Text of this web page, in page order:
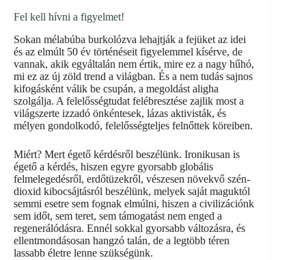
Fel kell hívni a figyelmet!
Sokan mélabúba burkolózva lehajtják a fejüket az idei
és az elmúlt 50 év történéseit figyelemmel kísérve, de
vannak, akik egyáltalán nem értik, mire ez a nagy hűhó,
mi ez az új zöld trend a világban. És a nem tudás sajnos
kifogásként válik be csupán, a megoldást aligha
szolgálja. A felelősségtudat felébresztése zajlik most a
világszerte izzadó önkéntesek, lázas aktivisták, és
mélyen gondolkodó, felelősségteljes felnőttek köreiben.
Miért? Mert égető kérdésről beszélünk. Ironikusan is
égető a kérdés, hiszen egyre gyorsabb globális
felmelegedésről, erdőtüzekről, vészesen növekvő szén-
dioxid kibocsájtásról beszélünk, melyek saját maguktól
semmi esetre sem fognak elmúlni, hiszen a civilizációnk
sem időt, sem teret, sem támogatást nem enged a
regenerálódásra. Ennél sokkal gyorsabb változásra, és
ellentmondásosan hangzó talán, de a legtöbb téren
lassabb életre lenne szükségünk.